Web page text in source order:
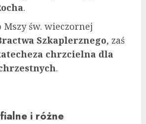
.
Mszy św. wieczornej
Szkaplerznego, zaś
chrzcielna dla
.
i różne